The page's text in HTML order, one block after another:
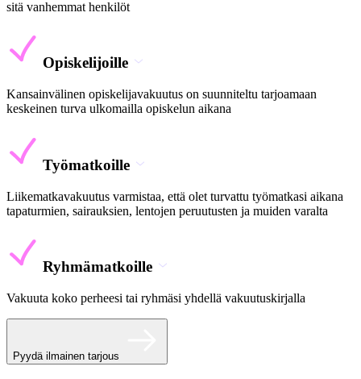
sitä vanhemmat henkilöt
Opiskelijoille
Kansainvälinen opiskelijavakuutus on suunniteltu tarjoamaan
keskeinen turva ulkomailla opiskelun aikana
Työmatkoille
Liikematkavakuutus varmistaa, että olet turvattu työmatkasi aikana
tapaturmien, sairauksien, lentojen peruutusten ja muiden varalta
Ryhmämatkoille
Vakuuta koko perheesi tai ryhmäsi yhdellä vakuutuskirjalla
Pyydä ilmainen tarjous